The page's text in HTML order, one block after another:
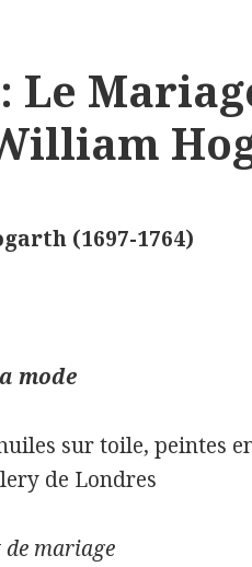
Le
(1697-1764)
mode
sur toile, peintes
de Londres
mariage